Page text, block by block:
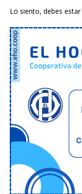
Lo siento, debes estar